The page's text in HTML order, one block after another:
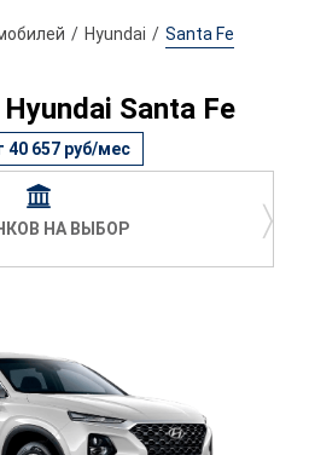
Hyundai Santa Fe
Santa Fe
40 657 руб/мес
НА ВЫБОР 〉